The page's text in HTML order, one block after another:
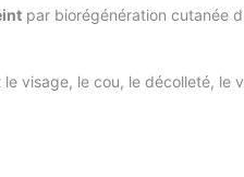
par biorégénération cutanée
visage, le cou, le décolleté, le